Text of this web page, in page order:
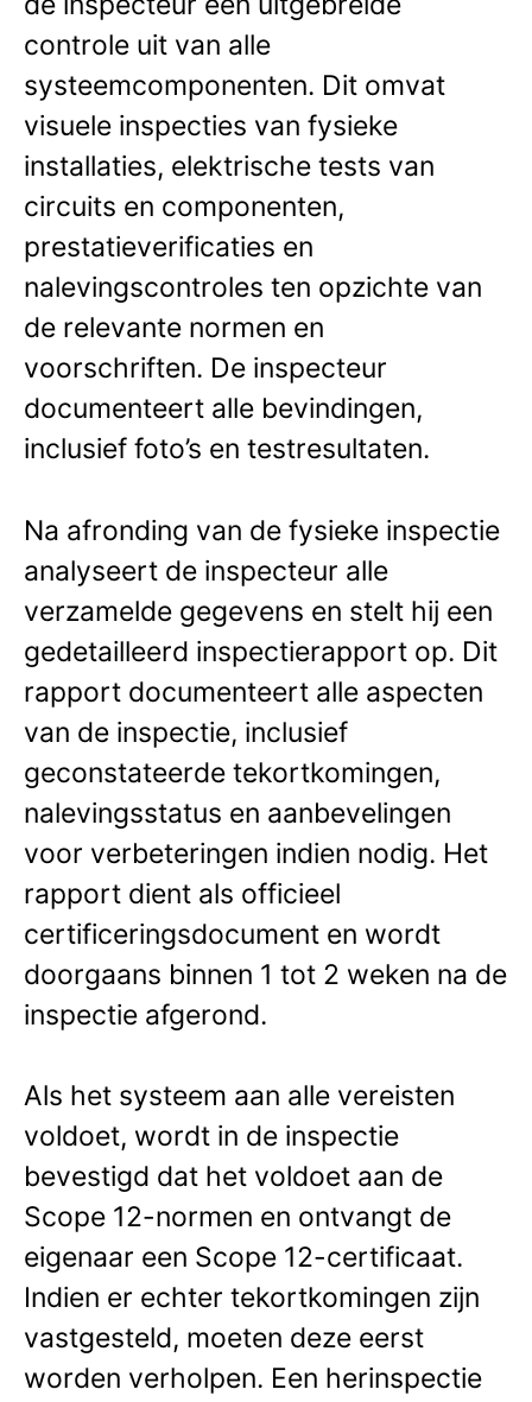
controle uit van alle
systeemcomponenten. Dit omvat
visuele inspecties van fysieke
installaties, elektrische tests van
circuits en componenten,
prestatieverificaties en
nalevingscontroles ten opzichte van
de relevante normen en
voorschriften. De inspecteur
documenteert alle bevindingen,
inclusief foto’s en testresultaten.
Na afronding van de fysieke inspectie
analyseert de inspecteur alle
verzamelde gegevens en stelt hij een
gedetailleerd inspectierapport op. Dit
rapport documenteert alle aspecten
van de inspectie, inclusief
geconstateerde tekortkomingen,
nalevingsstatus en aanbevelingen
voor verbeteringen indien nodig. Het
rapport dient als officieel
certificeringsdocument en wordt
doorgaans binnen 1 tot 2 weken na de
inspectie afgerond.
Als het systeem aan alle vereisten
voldoet, wordt in de inspectie
bevestigd dat het voldoet aan de
Scope 12-normen en ontvangt de
eigenaar een Scope 12-certificaat.
Indien er echter tekortkomingen zijn
vastgesteld, moeten deze eerst
worden verholpen. Een herinspectie